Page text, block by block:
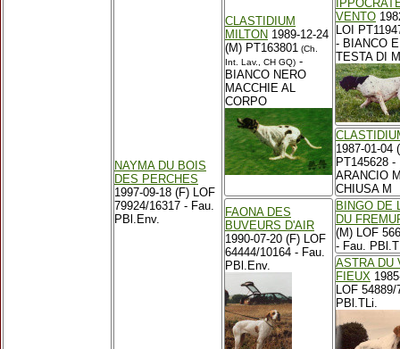
NAYMA DU BOIS
DES PERCHES
1997-09-18 (F) LOF
79924/16317 - Fau.
PBl.Env.
CLASTIDIUM
MILTON 1989-12-24
(M) PT163801 (Ch.
Int. Lav., CH GQ) -
BIANCO NERO
MACCHIE AL
CORPO
VENTO
LOI
- BIANCO
TESTA DI
1987-01-04
PT145628 -
ARANCIO
CHIUSA M
FAONA DES
BUVEURS D'AIR
1990-07-20 (F) LOF
64444/10164 - Fau.
PBl.Env.
BINGO DE
DU
(M) LOF
- Fau.
ASTRA DU
FIEUX
LOF
PBl.TLi.